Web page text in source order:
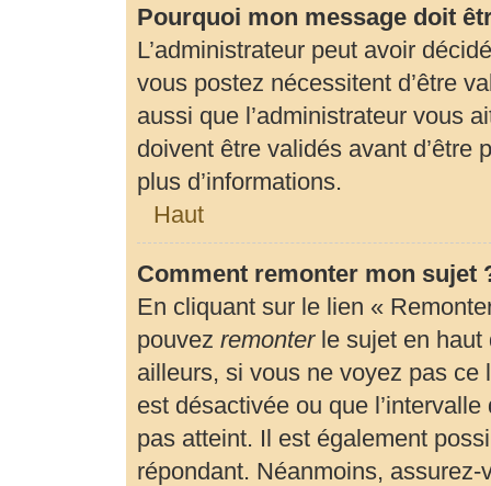
Pourquoi mon message doit
L’administrateur peut avoir
vous postez nécessitent d’être
aussi que l’administrateur vous
doivent être validés avant d’être
plus d’informations.
Haut
Comment remonter mon sujet
En cliquant sur le lien «
pouvez remonterle sujet en haut
ailleurs, si vous ne voyez pas
est désactivée ou que
pas atteint. Il est également
répondant. Néanmoins,